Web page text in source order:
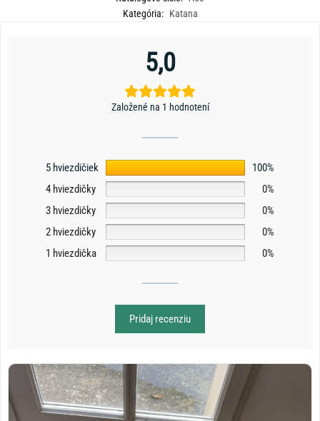
Kategória: Katana
5,0
Založené na 1 hodnotení
5 hviezdičiek
100%
4 hviezdičky
0%
3 hviezdičky
0%
2 hviezdičky
0%
1 hviezdička
0%
Pridaj recenziu